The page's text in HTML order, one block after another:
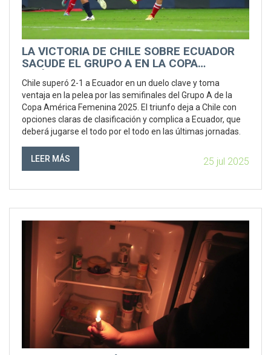
LA VICTORIA DE CHILE SOBRE ECUADOR
SACUDE EL GRUPO A EN LA COPA
Chile superó 2-1 a Ecuador en un duelo clave y toma
ventaja en la pelea por las semifinales del Grupo A de la
Copa América Femenina 2025. El triunfo deja a Chile con
opciones claras de clasificación y complica a Ecuador, que
deberá jugarse el todo por el todo en las últimas jornadas.
LEER MÁS 25 jul 2025